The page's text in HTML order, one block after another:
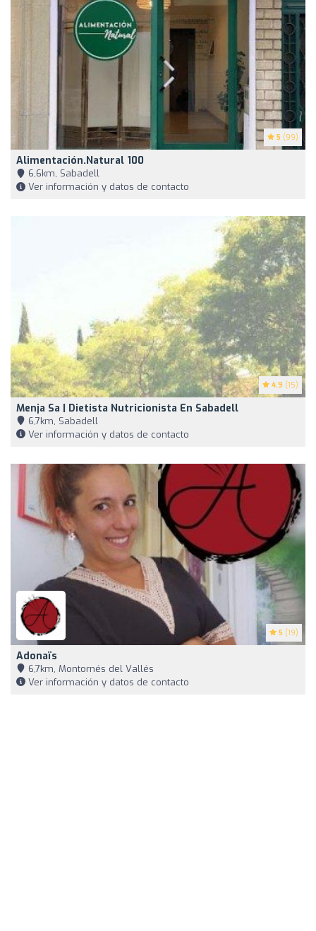
5 (99)
Alimentación.Natural 100
6,6km, Sabadell
Ver información y datos de contacto
4.9 (15)
Menja Sa | Dietista Nutricionista En Sabadell
6,7km, Sabadell
Ver información y datos de contacto
5 (19)
Adonaïs
6,7km, Montornés del Vallés
Ver información y datos de contacto